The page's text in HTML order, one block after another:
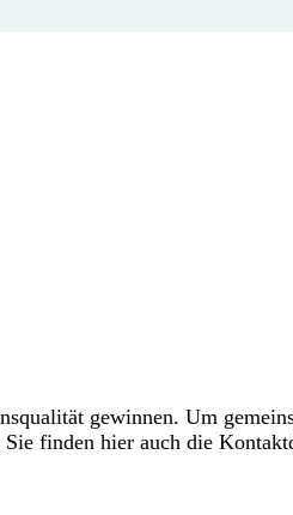
gewinnen. Um
finden hier auch die